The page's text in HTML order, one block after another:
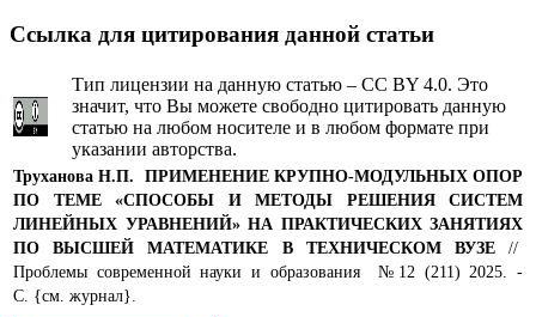
Ссылка для цитирования данной статьи
Тип лицензии на данную статью – CC BY 4.0. Это
значит, что Вы можете свободно цитировать данную
статью на любом носителе и в любом формате при
указании авторства.
Труханова Н.П.
ПРИМЕНЕНИЕ КРУПНО-МОДУЛЬНЫХ ОПОР
ПО ТЕМЕ «СПОСОБЫ И МЕТОДЫ РЕШЕНИЯ СИСТЕМ
ЛИНЕЙНЫХ УРАВНЕНИЙ» НА ПРАКТИЧЕСКИХ ЗАНЯТИЯХ
ПО ВЫСШЕЙ МАТЕМАТИКЕ В ТЕХНИЧЕСКОМ ВУЗЕ //
Проблемы современной науки и образования №12 (211) 2025. -
С. {см. журнал}.